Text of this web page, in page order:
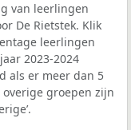
van leerlingen
De Rietstek. Klik
leerlingen
2023-2024
als er meer dan 5
groepen zijn